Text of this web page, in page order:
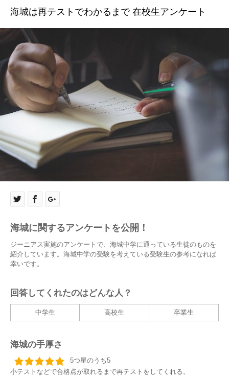
海城は再テストでわかるまで 在校生アンケート
海城に関するアンケートを公開！
ジーニアス実施のアンケートで、海城中学に通っている生徒のものを
紹介しています。海城中学の受験を考えている受験生の参考になれば
幸いです。
回答してくれたのはどんな人？
中学生 高校生 卒業生
海城の手厚さ
5つ星のうち5
小テストなどで合格点が取れるまで再テストをしてくれる。